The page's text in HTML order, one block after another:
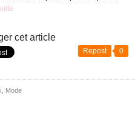
cet article
Repost 0
Mode